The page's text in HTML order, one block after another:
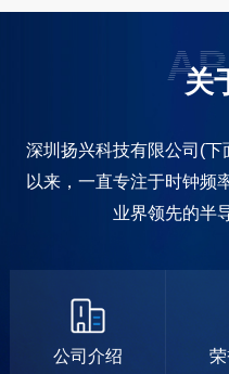
关
深圳扬兴科技有限公司(
以来，一直专注于时钟频
业界领先的半
公司介绍